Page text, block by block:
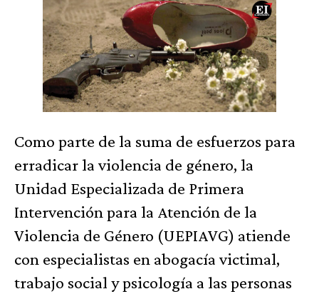
Como parte de la suma de esfuerzos para
erradicar la violencia de género, la
Unidad Especializada de Primera
Intervención para la Atención de la
Violencia de Género (UEPIAVG) atiende
con especialistas en abogacía victimal,
trabajo social y psicología a las personas